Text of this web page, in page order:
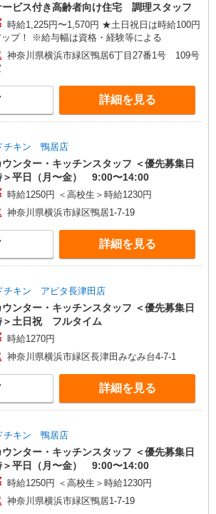
ービス付き高齢者向け住宅 調理スタッフ
時給1,225円〜1,570円 ★土日祝日は時給100円
ップ！ ※給与幅は資格・経験等による
神奈川県横浜市緑区鴨居6丁目27番1号 109号
詳細を見る
チキン 鴨居店
ウンター・キッチンスタッフ ＜優先募集日
＞平日（月〜金） 9:00〜14:00
時給1250円 ＜高校生＞時給1230円
神奈川県横浜市緑区鴨居1-7-19
詳細を見る
チキン アピタ長津田店
ウンター・キッチンスタッフ ＜優先募集日
＞土日祝 フルタイム
時給1270円
神奈川県横浜市緑区長津田みなみ台4-7-1
詳細を見る
チキン 鴨居店
ウンター・キッチンスタッフ ＜優先募集日
＞平日（月〜金） 9:00〜14:00
時給1250円 ＜高校生＞時給1230円
神奈川県横浜市緑区鴨居1-7-19